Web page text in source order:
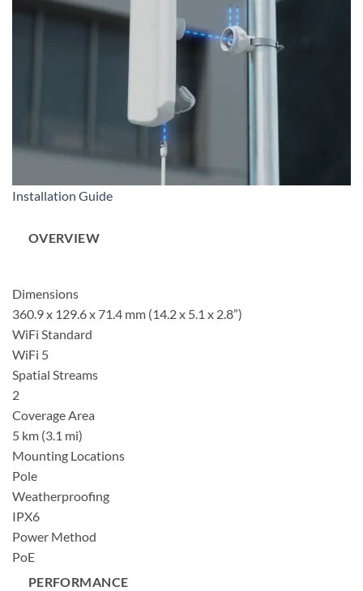
Installation Guide
OVERVIEW
Dimensions
360.9 x 129.6 x 71.4 mm (14.2 x 5.1 x 2.8”)
WiFi Standard
WiFi 5
Spatial Streams
2
Coverage Area
5 km (3.1 mi)
Mounting Locations
Pole
Weatherproofing
IPX6
Power Method
PoE
PERFORMANCE